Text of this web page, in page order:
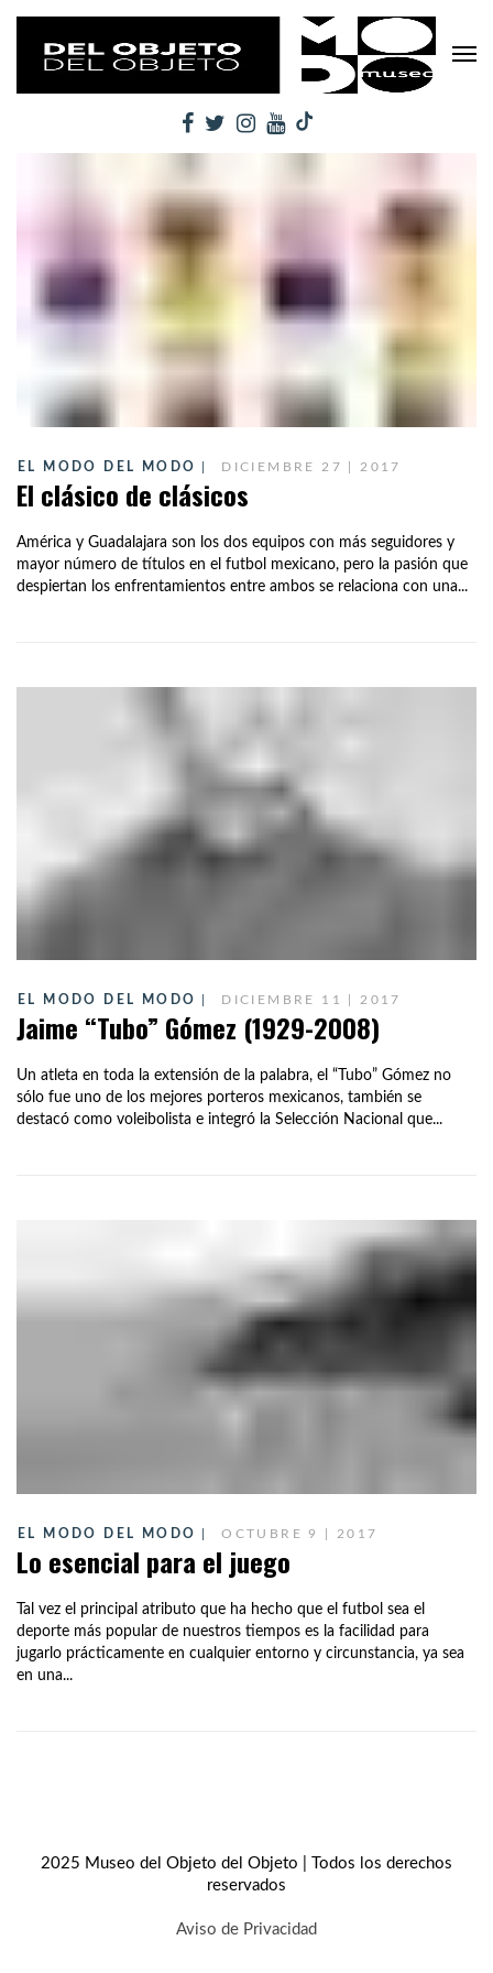
EL MODO DEL MODO DICIEMBRE 27 | 2017
El clásico de clásicos
América y Guadalajara son los dos equipos con más seguidores y
mayor número de títulos en el futbol mexicano, pero la pasión que
despiertan los enfrentamientos entre ambos se relaciona con una...
EL MODO DEL MODO DICIEMBRE 11 | 2017
Jaime “Tubo” Gómez (1929-2008)
Un atleta en toda la extensión de la palabra, el “Tubo” Gómez no
sólo fue uno de los mejores porteros mexicanos, también se
destacó como voleibolista e integró la Selección Nacional que...
EL MODO DEL MODO OCTUBRE 9 | 2017
Lo esencial para el juego
Tal vez el principal atributo que ha hecho que el futbol sea el
deporte más popular de nuestros tiempos es la facilidad para
jugarlo prácticamente en cualquier entorno y circunstancia, ya sea
en una...
2025 Museo del Objeto del Objeto | Todos los derechos
reservados
Aviso de Privacidad